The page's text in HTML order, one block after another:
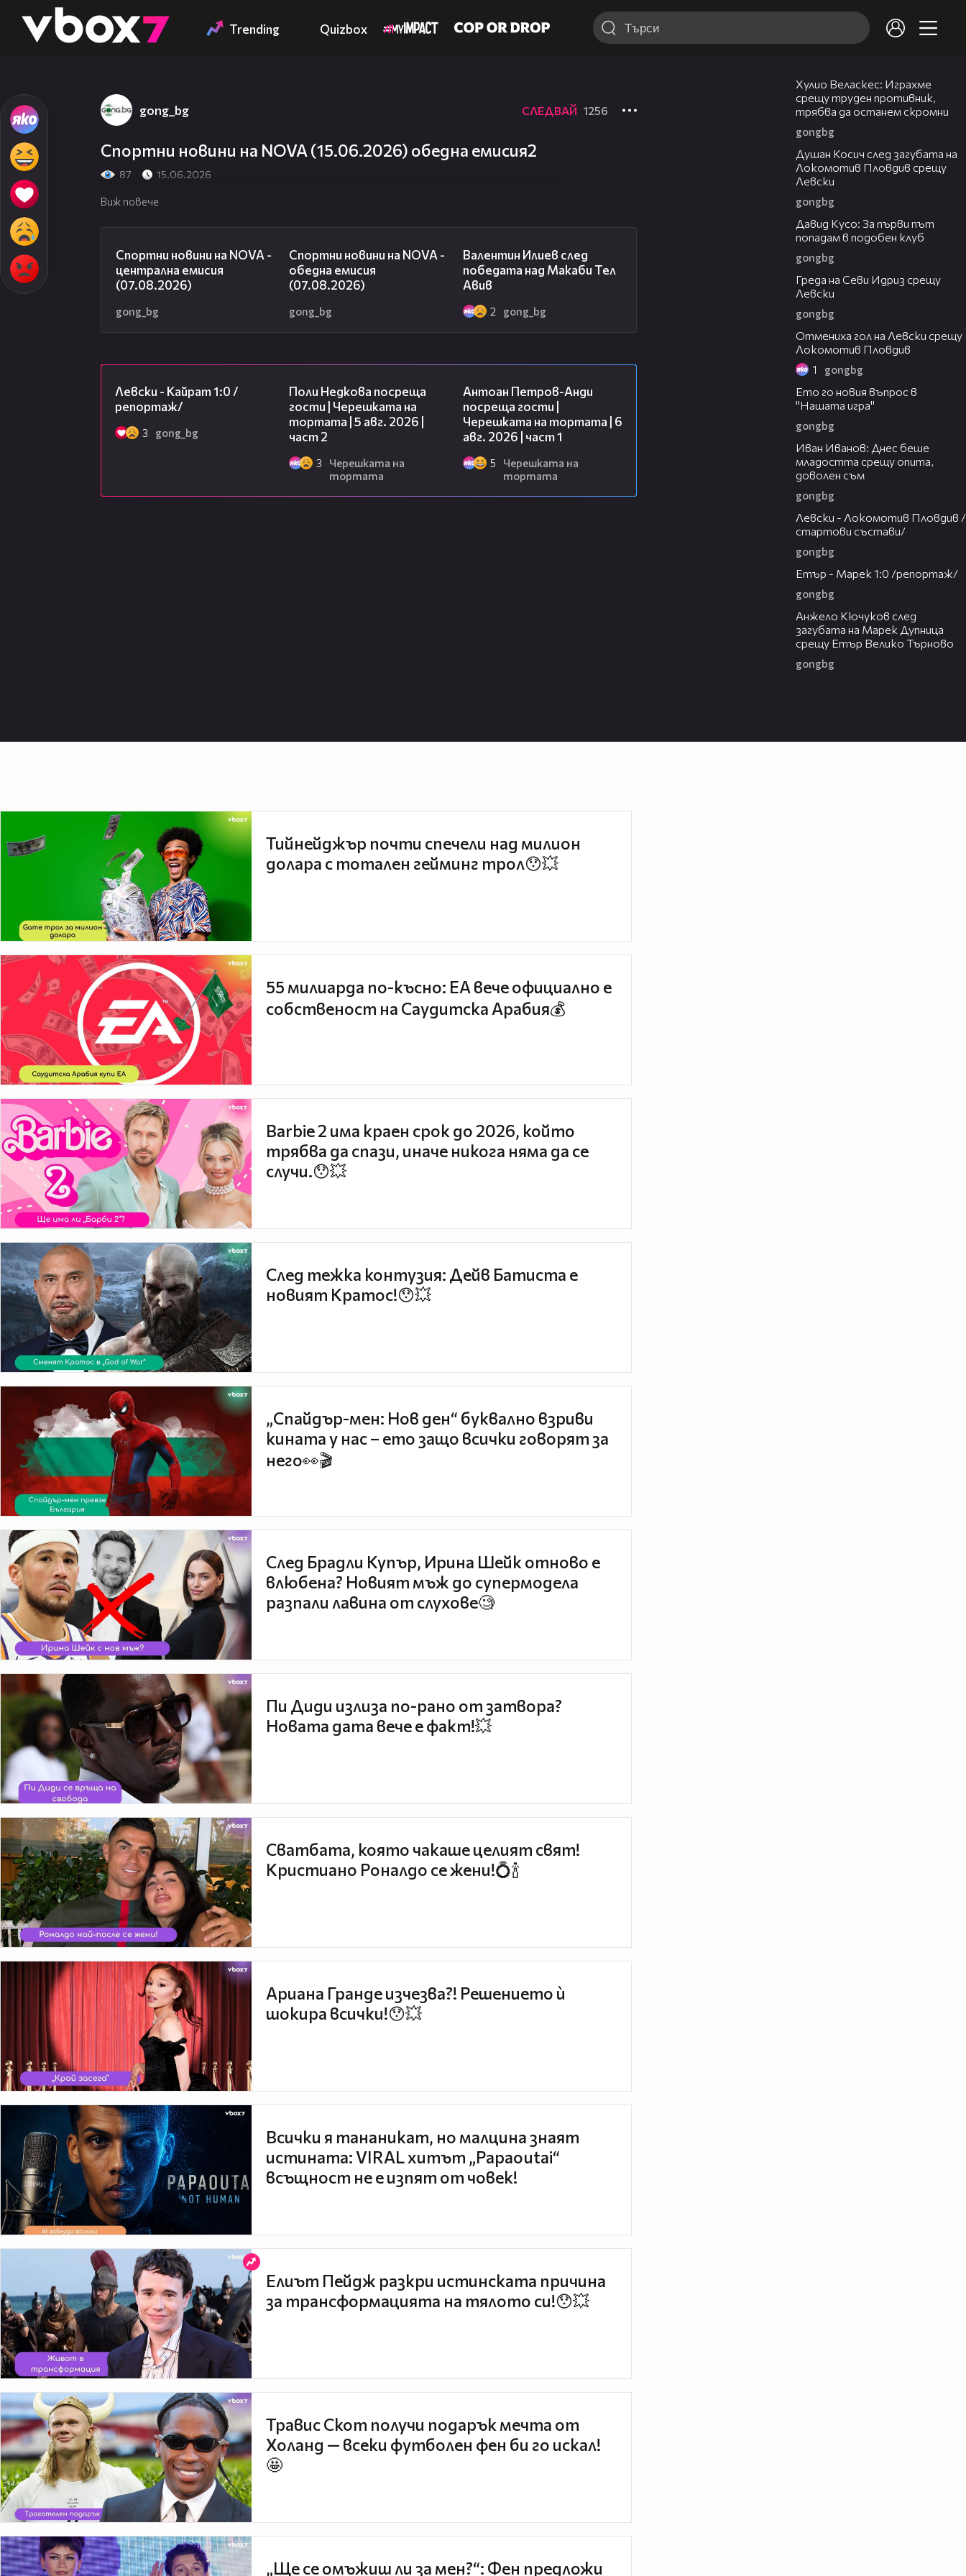
👾 Trending Quizbox
gong_bg СЛЕДВАЙ 1256
Спортни новини на NOVA (15.06.2026) обедна емисия2
87 15.06.2026
Виж повече
Спортни новини на NOVA -
централна емисия
(07.08.2026)
gong_bg
Спортни новини на NOVA -
обедна емисия
(07.08.2026)
gong_bg
Валентин Илиев след
победата над Макаби Тел
Авив
2 gong_bg
Левски - Кайрат 1:0 /
репортаж/
3 gong_bg
Поли Недкова посреща
гости | Черешката на
тортата | 5 авг. 2026 |
част 2
3
Черешката на
тортата
Антоан Петров-Анди
посреща гости |
Черешката на тортата | 6
авг. 2026 | част 1
5
Черешката на
тортата
Хулио Веласкес: Играхме
срещу труден противник,
трябва да останем скромни
gongbg
Душан Косич след загубата на
Локомотив Пловдив срещу
Левски
gongbg
Давид Кусо: За първи път
попадам в подобен клуб
gongbg
Греда на Севи Идриз срещу
Левски
gongbg
Отмениха гол на Левски срещу
Локомотив Пловдив
1 gongbg
Ето го новия въпрос в
"Нашата игра"
gongbg
Иван Иванов: Днес беше
младостта срещу опита,
доволен съм
gongbg
Левски - Локомотив Пловдив /
стартови състави/
gongbg
Етър - Марек 1:0 /репортаж/
gongbg
Анжело Кючуков след
загубата на Марек Дупница
срещу Етър Велико Търново
gongbg
Тийнейджър почти спечели над милион
долара с тотален гейминг трол😯💥
55 милиарда по-късно: EA вече официално е
собственост на Саудитска Арабия💰
Barbie 2 има краен срок до 2026, който
трябва да спази, иначе никога няма да се
случи.😯💥
След тежка контузия: Дейв Батиста е
новият Кратос!😯💥
„Спайдър-мен: Нов ден“ буквално взриви
кината у нас – ето защо всички говорят за
него👀🎬
След Брадли Купър, Ирина Шейк отново е
влюбена? Новият мъж до супермодела
разпали лавина от слухове🧐
Пи Диди излиза по-рано от затвора?
Новата дата вече е факт!💥
Сватбата, която чакаше целият свят!
Кристиано Роналдо се жени!💍🍾
Ариана Гранде изчезва?! Решението ѝ
шокира всички!😯💥
Всички я тананикат, но малцина знаят
истината: VIRAL хитът „Papaoutai“
всъщност не е изпят от човек!
Елиът Пейдж разкри истинската причина
за трансформацията на тялото си!😯💥
Травис Скот получи подарък мечта от
Холанд — всеки футболен фен би го искал!
🤩
„Ще се омъжиш ли за мен?“: Фен предложи